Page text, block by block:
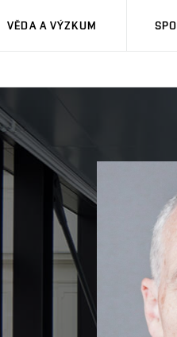
VĚDA A VÝZKUM